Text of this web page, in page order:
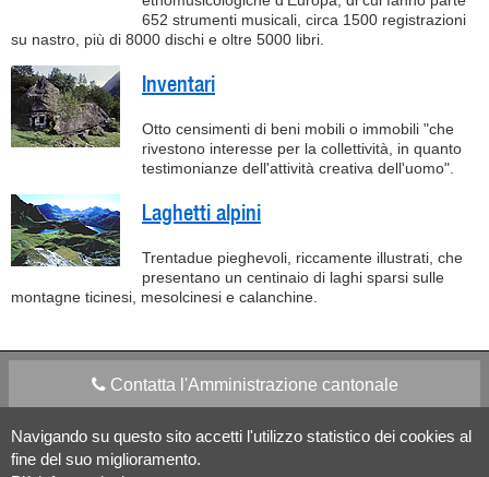
Navigando su questo sito accetti l'utilizzo statistico dei cookies al
fine del suo miglioramento.
652 strumenti musicali, circa 1500 registrazioni
su nastro, più di 8000 dischi e oltre 5000 libri.
Inventari
Otto censimenti di beni mobili o immobili "che
rivestono interesse per la collettività, in quanto
testimonianze dell'attività creativa dell'uomo".
Laghetti alpini
Trentadue pieghevoli, riccamente illustrati, che
presentano un centinaio di laghi sparsi sulle
montagne ticinesi, mesolcinesi e calanchine.
Contatta l'Amministrazione cantonale
Apps Mobile Social media